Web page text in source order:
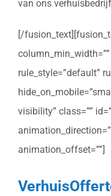
van ons
[/
rule_style=”default”
visibility” class=””
animation_offset=””]